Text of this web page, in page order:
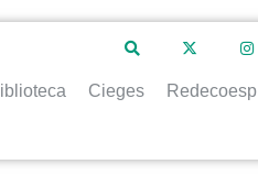
Cieges Redecoesp